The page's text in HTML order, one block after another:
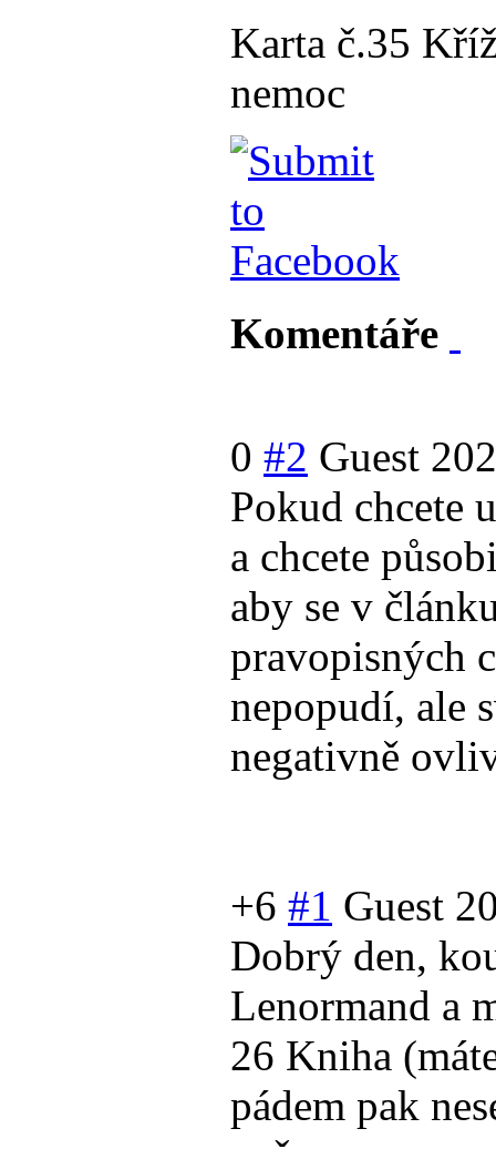
Karta č.35
nemoc
Komentáře
0 #2 Guest
Pokud chcete
a chcete
aby se v
pravopisných
nepopudí, ale
negativně
+6 #1 Guest
Dobrý den,
Lenormand a
26 Kniha
pádem pak